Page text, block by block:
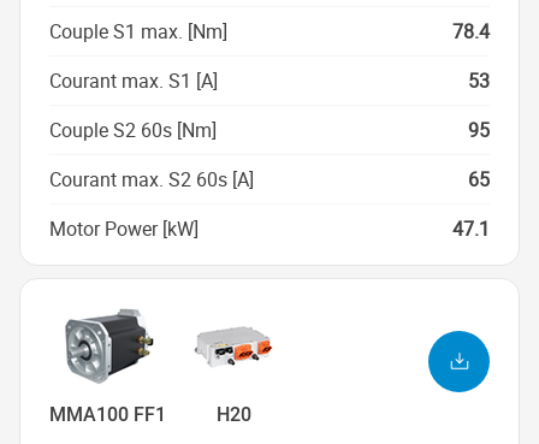
Couple S1 max. [Nm]
78.4
Courant max. S1 [A]
53
Couple S2 60s [Nm]
95
Courant max. S2 60s [A]
65
Motor Power [kW]
47.1
MMA100 FF1 H20